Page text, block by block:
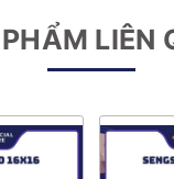
LIÊN